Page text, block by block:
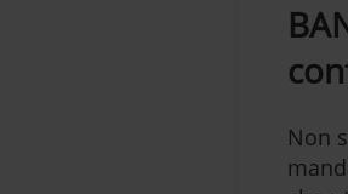
Non